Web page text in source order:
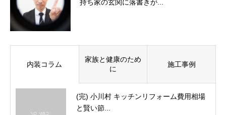
持ち家の玄関に落書きが...
内装コラム
家族と健康のため
に
施工事例
(完) 小川村 キッチンリフォーム費用相場
と賢い節...